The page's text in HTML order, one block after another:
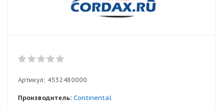
Артикул: 4532480000
Производитель: Continental